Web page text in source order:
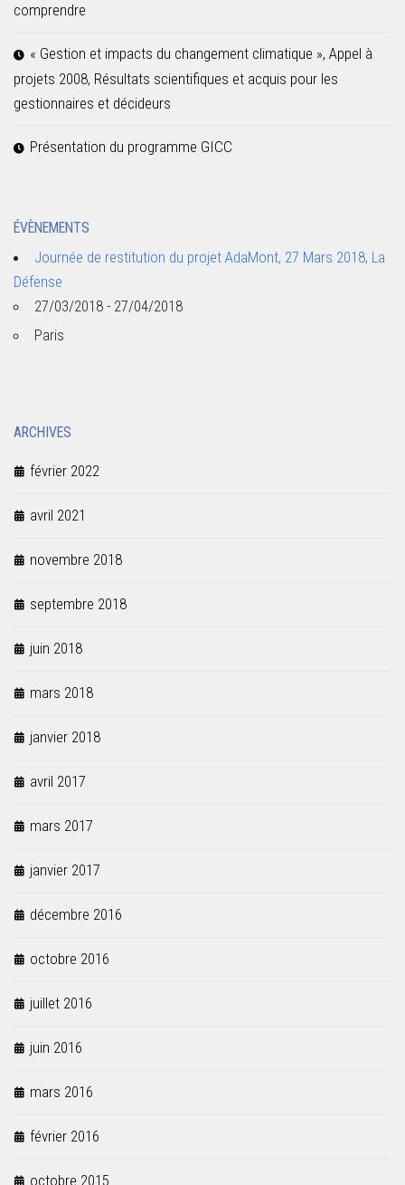
comprendre
« Gestion et impacts du changement climatique », Appel à
projets 2008, Résultats scientifiques et acquis pour les
gestionnaires et décideurs
Présentation du programme GICC
ÉVÈNEMENTS
Journée de restitution du projet AdaMont, 27 Mars 2018, La
Défense
27/03/2018 - 27/04/2018
Paris
ARCHIVES
février 2022
avril 2021
novembre 2018
septembre 2018
juin 2018
mars 2018
janvier 2018
avril 2017
mars 2017
janvier 2017
décembre 2016
octobre 2016
juillet 2016
juin 2016
mars 2016
février 2016
octobre 2015